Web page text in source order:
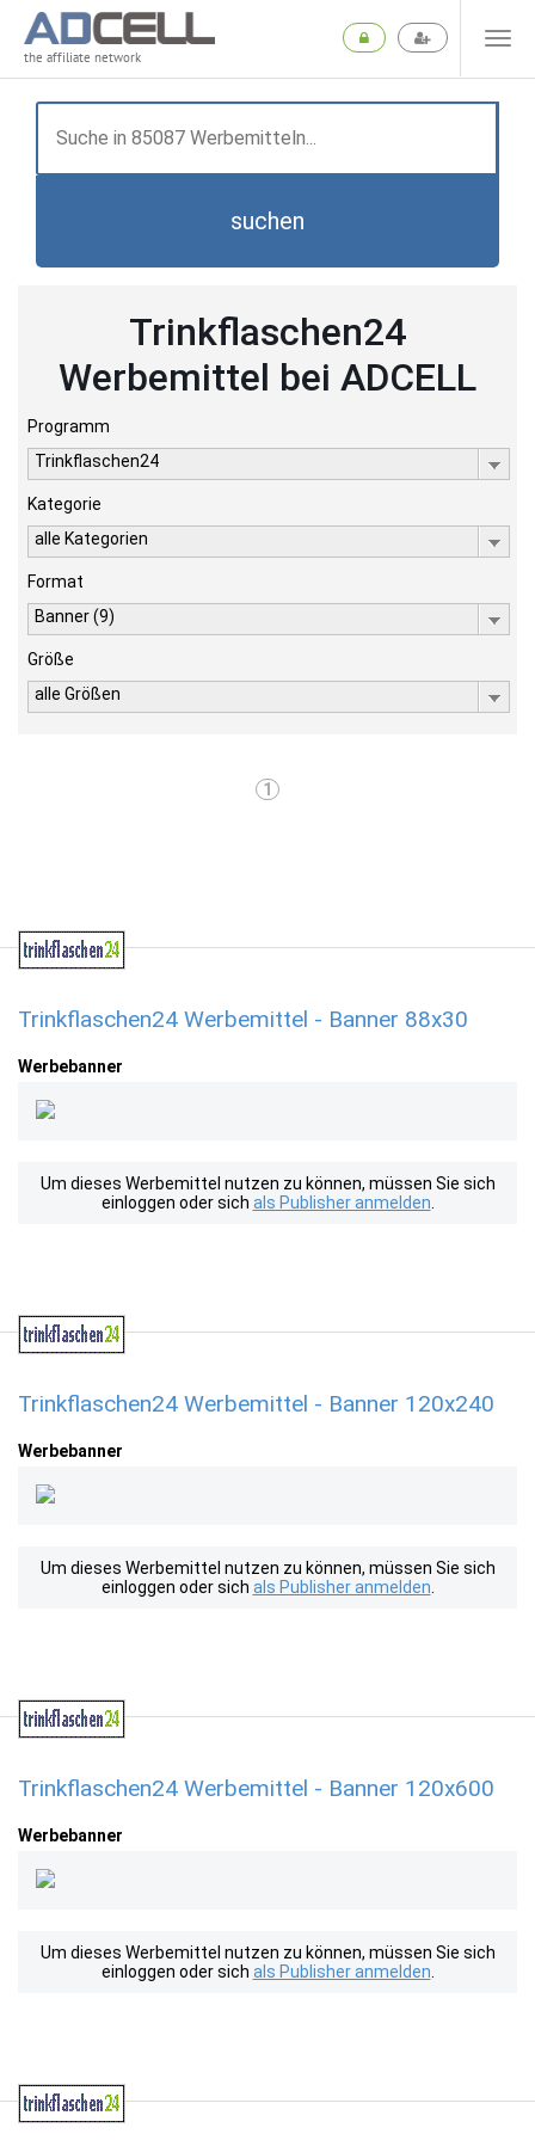
the affiliate network
suchen
Trinkflaschen24
Werbemittel bei ADCELL
Programm
Trinkflaschen24
Kategorie
alle Kategorien
Format
Banner (9)
Größe
alle Größen
1
Trinkflaschen24 Werbemittel - Banner 88x30
Werbebanner
Um dieses Werbemittel nutzen zu können, müssen Sie sich
einloggen oder sich als Publisher anmelden
Trinkflaschen24 Werbemittel - Banner 120x240
Werbebanner
Um dieses Werbemittel nutzen zu können, müssen Sie sich
einloggen oder sich als Publisher anmelden
Trinkflaschen24 Werbemittel - Banner 120x600
Werbebanner
Um dieses Werbemittel nutzen zu können, müssen Sie sich
einloggen oder sich als Publisher anmelden